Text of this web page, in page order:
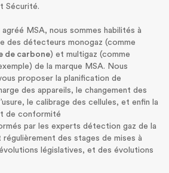
Sécurité.
MSA, nous sommes habilités à
des détecteurs monogaz (comme
de carbone) et multigaz (comme
de la marque MSA. Nous
proposer la planification de
des appareils, le changement des
le calibrage des cellules, et enfin la
de conformité
par les experts détection gaz de la
des stages de mises à
législatives, et des évolutions